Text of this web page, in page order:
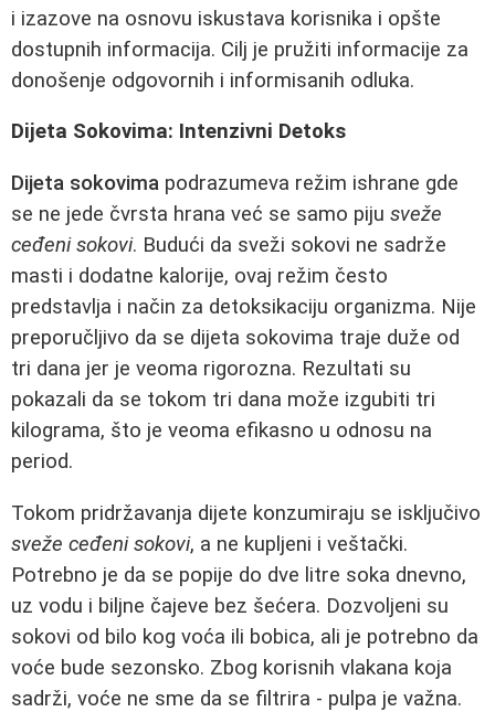
i izazove na osnovu iskustava korisnika i opšte
dostupnih informacija. Cilj je pružiti informacije za
donošenje odgovornih i informisanih odluka.
Dijeta Sokovima: Intenzivni Detoks
Dijeta sokovima podrazumeva režim ishrane gde
se ne jede čvrsta hrana već se samo piju sveže
ceđeni sokovi. Budući da sveži sokovi ne sadrže
masti i dodatne kalorije, ovaj režim često
predstavlja i način za detoksikaciju organizma. Nije
preporučljivo da se dijeta sokovima traje duže od
tri dana jer je veoma rigorozna. Rezultati su
pokazali da se tokom tri dana može izgubiti tri
kilograma, što je veoma efikasno u odnosu na
period.
Tokom pridržavanja dijete konzumiraju se isključivo
sveže ceđeni sokovi, a ne kupljeni i veštački.
Potrebno je da se popije do dve litre soka dnevno,
uz vodu i biljne čajeve bez šećera. Dozvoljeni su
sokovi od bilo kog voća ili bobica, ali je potrebno da
voće bude sezonsko. Zbog korisnih vlakana koja
sadrži, voće ne sme da se filtrira - pulpa je važna.